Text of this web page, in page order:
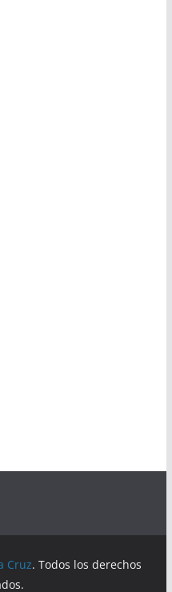
Cruz. Todos los derechos